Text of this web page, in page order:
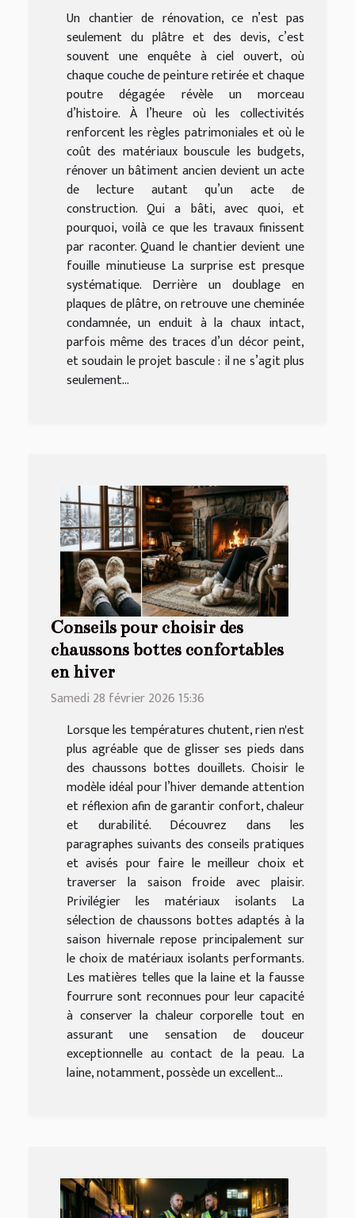
Un chantier de rénovation, ce n’est pas
seulement du plâtre et des devis, c’est
souvent une enquête à ciel ouvert, où
chaque couche de peinture retirée et chaque
poutre dégagée révèle un morceau
d’histoire. À l’heure où les collectivités
renforcent les règles patrimoniales et où le
coût des matériaux bouscule les budgets,
rénover un bâtiment ancien devient un acte
de lecture autant qu’un acte de
construction. Qui a bâti, avec quoi, et
pourquoi, voilà ce que les travaux finissent
par raconter. Quand le chantier devient une
fouille minutieuse La surprise est presque
systématique. Derrière un doublage en
plaques de plâtre, on retrouve une cheminée
condamnée, un enduit à la chaux intact,
parfois même des traces d’un décor peint,
et soudain le projet bascule : il ne s’agit plus
seulement...
Conseils pour choisir des
chaussons bottes confortables
en hiver
Samedi 28 février 2026 15:36
Lorsque les températures chutent, rien n'est
plus agréable que de glisser ses pieds dans
des chaussons bottes douillets. Choisir le
modèle idéal pour l’hiver demande attention
et réflexion afin de garantir confort, chaleur
et durabilité. Découvrez dans les
paragraphes suivants des conseils pratiques
et avisés pour faire le meilleur choix et
traverser la saison froide avec plaisir.
Privilégier les matériaux isolants La
sélection de chaussons bottes adaptés à la
saison hivernale repose principalement sur
le choix de matériaux isolants performants.
Les matières telles que la laine et la fausse
fourrure sont reconnues pour leur capacité
à conserver la chaleur corporelle tout en
assurant une sensation de douceur
exceptionnelle au contact de la peau. La
laine, notamment, possède un excellent...